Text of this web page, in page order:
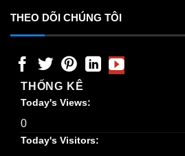
THEO DÕI CHÚNG TÔI
THỐNG KÊ
Today's Views:
0
Today's Visitors: